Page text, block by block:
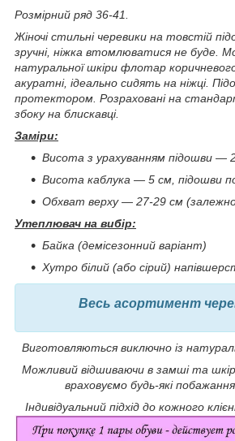
Розмірний ряд 36-41.
Жіночі стильні черевики на товстій
зручні, ніжка втомлюватися не буде.
натуральної шкіри флотар
акуратні, ідеально сидять на ніжці.
протектором. Розраховані на
збоку на блискавці.
Заміри:
Висота з урахуванням підошви ―
Висота каблука ― 5 см, підошви
Обхват верху ― 27-29 см (залежно
Утеплювач на вибір:
Байка (демісезонний варіант)
Хутро білий (або сірий)
Весь асортимент
Виготовляються виключно із
Можливий відшиваючи в замші та
враховуємо будь-які
Індивідуальний підхід до кожного